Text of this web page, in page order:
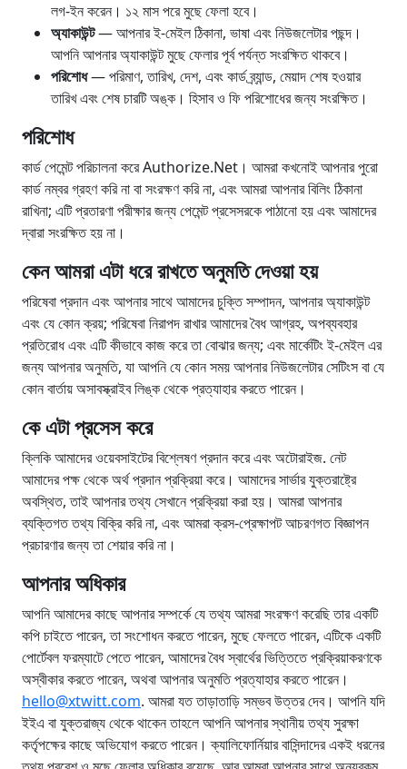
লগ-ইন করেন। ১২ মাস পরে মুছে ফেলা হবে।
অ্যাকাউন্ট— আপনার ই-মেইল ঠিকানা, ভাষা এবং নিউজলেটার পছন্দ।
আপনি আপনার অ্যাকাউন্ট মুছে ফেলার পূর্ব পর্যন্ত সংরক্ষিত থাকবে।
পরিশোধ— পরিমাণ, তারিখ, দেশ, এবং কার্ড ব্র্যান্ড, মেয়াদ শেষ হওয়ার
তারিখ এবং শেষ চারটি অঙ্ক। হিসাব ও ফি পরিশোধের জন্য সংরক্ষিত।
পরিশোধ
কার্ড পেমেন্ট পরিচালনা করে Authorize.Net। আমরা কখনোই আপনার পুরো
কার্ড নম্বর গ্রহণ করি না বা সংরক্ষণ করি না, এবং আমরা আপনার বিলিং ঠিকানা
রাখিনা; এটি প্রতারণা পরীক্ষার জন্য পেমেন্ট প্রসেসরকে পাঠানো হয় এবং আমাদের
দ্বারা সংরক্ষিত হয় না।
কেন আমরা এটা ধরে রাখতে অনুমতি দেওয়া হয়
পরিষেবা প্রদান এবং আপনার সাথে আমাদের চুক্তি সম্পাদন, আপনার অ্যাকাউন্ট
এবং যে কোন ক্রয়; পরিষেবা নিরাপদ রাখার আমাদের বৈধ আগ্রহ, অপব্যবহার
প্রতিরোধ এবং এটি কীভাবে কাজ করে তা বোঝার জন্য; এবং মার্কেটিং ই-মেইল এর
জন্য আপনার অনুমতি, যা আপনি যে কোন সময় আপনার নিউজলেটার সেটিংস বা যে
কোন বার্তায় অসাবস্ক্রাইব লিঙ্ক থেকে প্রত্যাহার করতে পারেন।
কে এটা প্রসেস করে
ক্লিকি আমাদের ওয়েবসাইটের বিশ্লেষণ প্রদান করে এবং অটোরাইজ. নেট
আমাদের পক্ষ থেকে অর্থ প্রদান প্রক্রিয়া করে। আমাদের সার্ভার যুক্তরাষ্ট্রে
অবস্থিত, তাই আপনার তথ্য সেখানে প্রক্রিয়া করা হয়। আমরা আপনার
ব্যক্তিগত তথ্য বিক্রি করি না, এবং আমরা ক্রস-প্রেক্ষাপট আচরণগত বিজ্ঞাপন
প্রচারণার জন্য তা শেয়ার করি না।
আপনার অধিকার
আপনি আমাদের কাছে আপনার সম্পর্কে যে তথ্য আমরা সংরক্ষণ করেছি তার একটি
কপি চাইতে পারেন, তা সংশোধন করতে পারেন, মুছে ফেলতে পারেন, এটিকে একটি
পোর্টেবল ফরম্যাটে পেতে পারেন, আমাদের বৈধ স্বার্থের ভিত্তিতে প্রক্রিয়াকরণকে
অস্বীকার করতে পারেন, অথবা আপনার অনুমতি প্রত্যাহার করতে পারেন।
hello@xtwitt.com. আমরা যত তাড়াতাড়ি সম্ভব উত্তর দেব। আপনি যদি
ইইএ বা যুক্তরাজ্য থেকে থাকেন তাহলে আপনি আপনার স্থানীয় তথ্য সুরক্ষা
কর্তৃপক্ষের কাছে অভিযোগ করতে পারেন। ক্যালিফোর্নিয়ার বাসিন্দাদের একই ধরনের